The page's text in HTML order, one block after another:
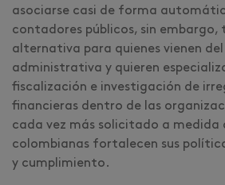
asociarse casi de forma
contadores públicos, sin embargo,
alternativa para quienes vienen
administrativa y quieren
fiscalización e investigación de
financieras dentro de las
cada vez más solicitado a medida
colombianas fortalecen sus
y cumplimiento.